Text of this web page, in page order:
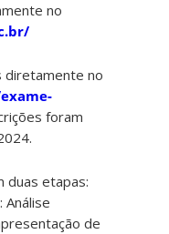
no
diretamente no
foram
duas etapas:
Análise
de